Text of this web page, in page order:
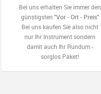
Bei uns erhalten Sie immer den
günstigsten "Vor - Ort - Preis"
Bei uns kaufen Sie also nicht
nur Ihr Instrument sondern
damit auch Ihr Rundum -
sorglos Paket!